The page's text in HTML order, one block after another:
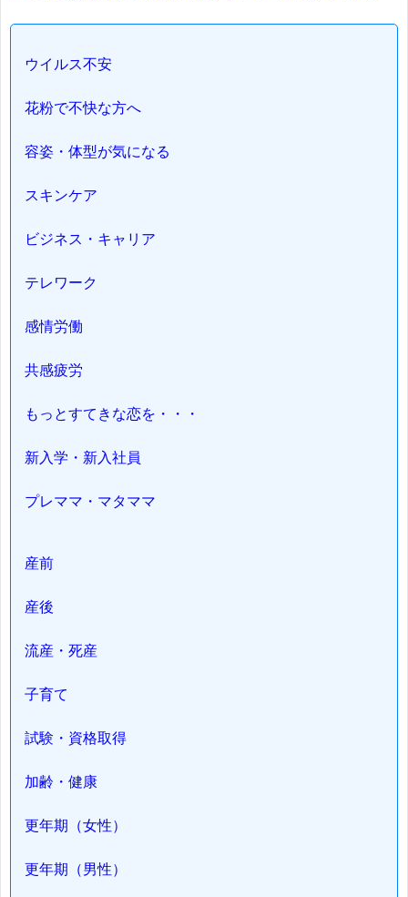
ウイルス不安
花粉で不快な方へ
容姿・体型が気になる
スキンケア
ビジネス・キャリア
テレワーク
感情労働
共感疲労
もっとすてきな恋を・・・
新入学・新入社員
プレママ・マタママ
産前
産後
流産・死産
子育て
試験・資格取得
加齢・健康
更年期（女性）
更年期（男性）